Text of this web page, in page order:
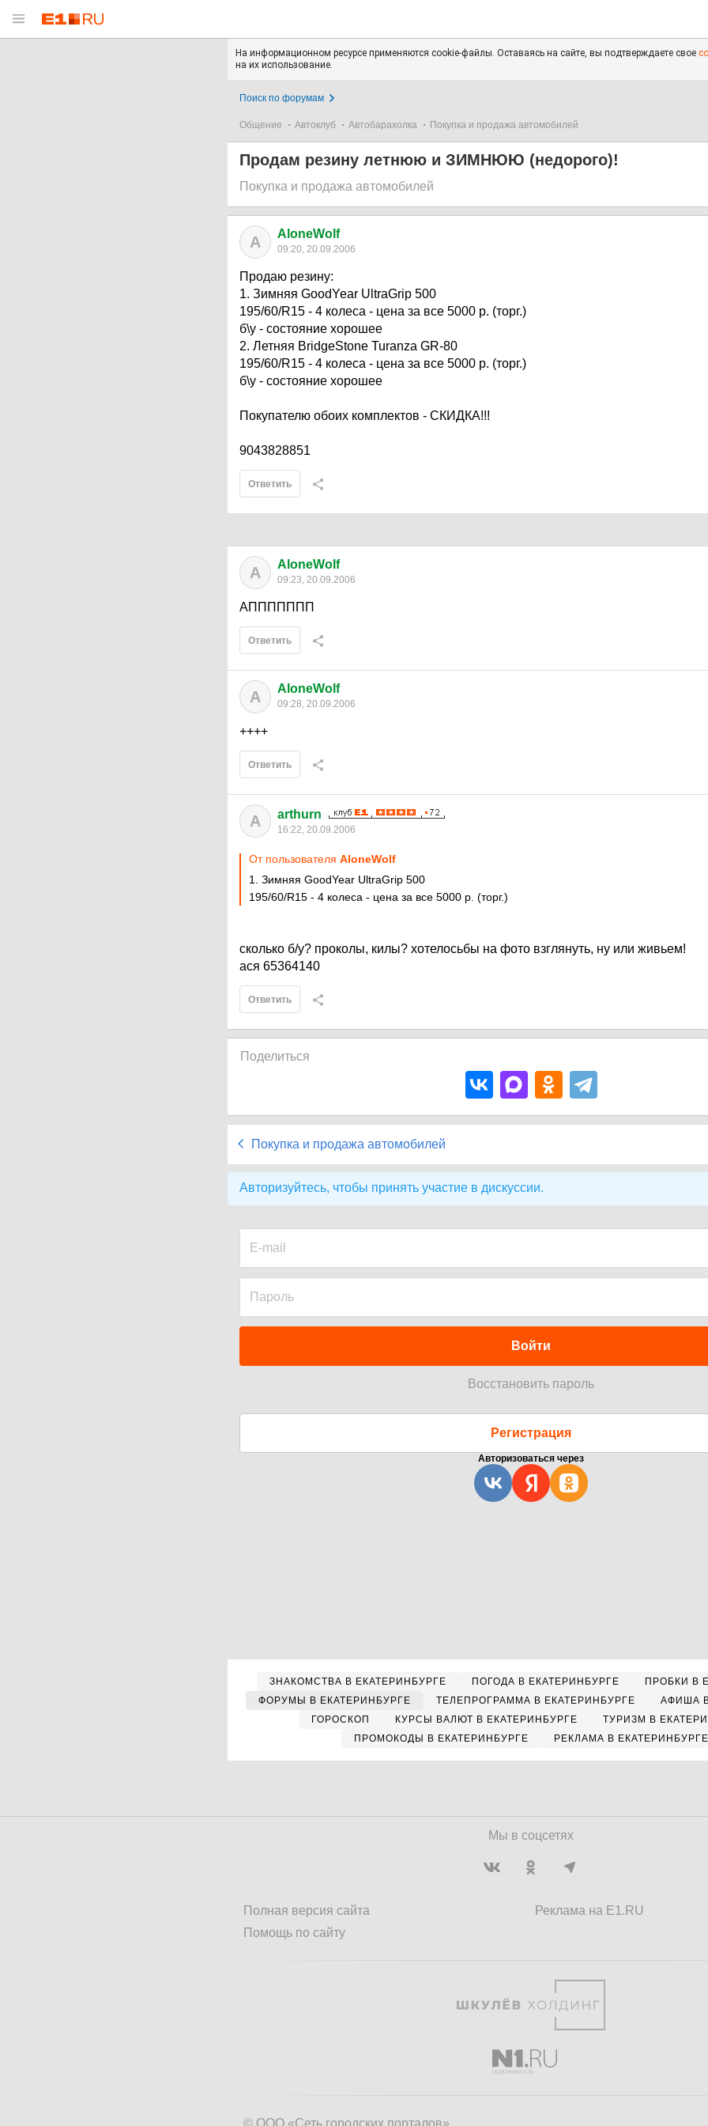
На информационном ресурсе применяются cookie-файлы. Оставаясь на сайте, вы подтверждаете свое
на их использование.
Поиск по форумам
Общение Автоклуб Автобарахолка Покупка и продажа автомобилей
Продам резину летнюю и ЗИМНЮЮ (недорого)!
Покупка и продажа автомобилей
A AloneWolf
09:20, 20.09.2006
Продаю резину:
1. Зимняя GoodYear UltraGrip 500
195/60/R15 - 4 колеса - цена за все 5000 р. (торг.)
б\у - состояние хорошее
2. Летняя BridgeStone Turanza GR-80
195/60/R15 - 4 колеса - цена за все 5000 р. (торг.)
б\у - состояние хорошее
Покупателю обоих комплектов - СКИДКА!!!
9043828851
Ответить
A AloneWolf
09:23, 20.09.2006
АППППППП
Ответить
A AloneWolf
09:28, 20.09.2006
++++
Ответить
A arthurn
16:22, 20.09.2006
От пользователя AloneWolf
1. Зимняя GoodYear UltraGrip 500
195/60/R15 - 4 колеса - цена за все 5000 р. (торг.)
сколько б/у? проколы, килы? хотелосьбы на фото взглянуть, ну или живьем!
ася 65364140
Ответить
Поделиться
Покупка и продажа автомобилей
Авторизуйтесь, чтобы принять участие в дискуссии.
Войти
Восстановить пароль
Регистрация
Авторизоваться через
ЗНАКОМСТВА В ЕКАТЕРИНБУРГЕ ПОГОДА В ЕКАТЕРИНБУРГЕ
ПРОБКИ В
ФОРУМЫ В ЕКАТЕРИНБУРГЕ
ТЕЛЕПРОГРАММА В ЕКАТЕРИНБУРГЕ
АФИША
ГОРОСКОП
КУРСЫ ВАЛЮТ В ЕКАТЕРИНБУРГЕ
ТУРИЗМ В
ПРОМОКОДЫ В ЕКАТЕРИНБУРГЕ
РЕКЛАМА В ЕКАТЕРИНБУРГЕ
Мы в соцсетях
Полная версия сайта
Помощь по сайту
Реклама на E1.RU
© ООО «Сеть городских порталов»